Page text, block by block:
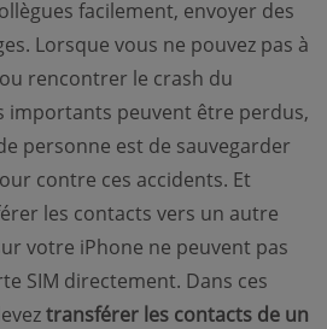
facilement, envoyer des
Lorsque vous ne pouvez pas à
rencontrer le crash du
importants peuvent être perdus,
personne est de sauvegarder
contre ces accidents. Et
les contacts vers un autre
votre iPhone ne peuvent pas
SIM directement. Dans ces
transférer les contacts de un